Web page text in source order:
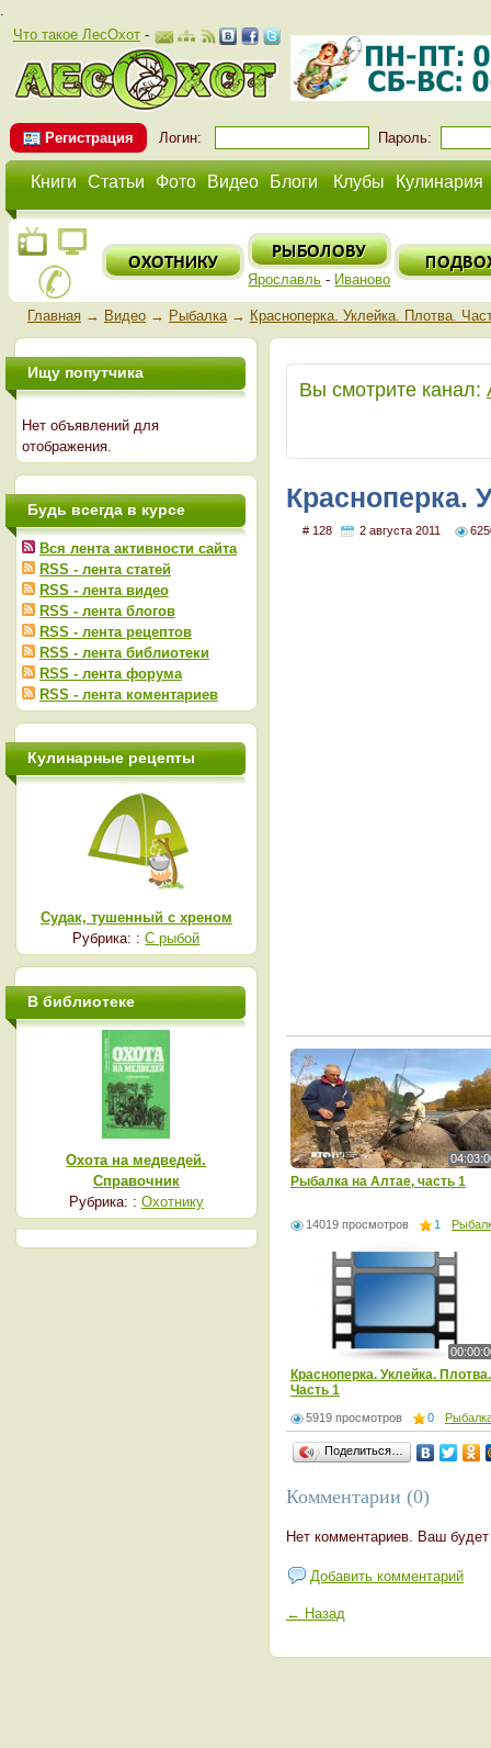
.
Что такое ЛесОхот-
Регистрация Логин: Пароль:
Книги Статьи Фото Видео Блоги Клубы Кулинария
Ярославль - Иваново
Главная→ Видео→ Рыбалка→ Красноперка. Уклейка. Плотва.
Вы смотрите канал:
Красноперка.
# 128 2 августа 2011
Рыбалка на Алтае, часть 1
14019 просмотров 1
Красноперка. Уклейка. Плотва.
Часть 1
5919 просмотров 0
Поделиться…
Комментарии (0)
Нет комментариев. Ваш
Добавить комментарий
← Назад
Ищу попутчика
Нет объявлений для
отображения.
Будь всегда в курсе
Вся лента активности сайта
RSS - лента статей
RSS - лента видео
RSS - лента блогов
RSS - лента рецептов
RSS - лента библиотеки
RSS - лента форума
RSS - лента коментариев
Кулинарные рецепты
Судак, тушенный с хреном
Рубрика: :С рыбой
В библиотеке
Охота на медведей.
Справочник
Рубрика: : Охотнику